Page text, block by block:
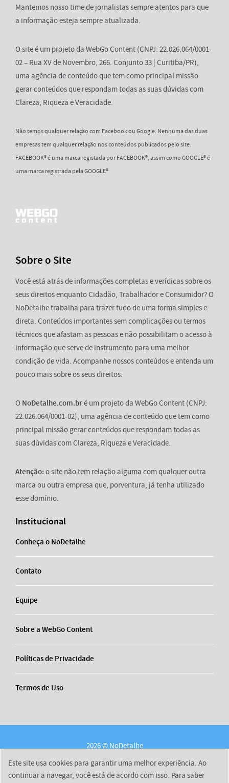
Mantemos nosso time de jornalistas sempre atentos para que
a informação esteja sempre atualizada.
O site é um projeto da WebGo Content (CNPJ: 22.026.064/0001-
02 – Rua XV de Novembro, 266. Conjunto 33 | Curitiba/PR),
uma agência de conteúdo que tem como principal missão
gerar conteúdos que respondam todas as suas dúvidas com
Clareza, Riqueza e Veracidade.
Não temos qualquer relação com Facebook ou Google. Nenhuma das duas
empresas tem qualquer relação nos conteúdos publicados pelo site.
FACEBOOK® é uma marca registada por FACEBOOK®, assim como GOOGLE® é
uma marca registrada pela GOOGLE®
Sobre o Site
Você está atrás de informações completas e verídicas sobre os
seus direitos enquanto Cidadão, Trabalhador e Consumidor? O
NoDetalhe trabalha para trazer tudo de uma forma simples e
direta. Conteúdos importantes sem complicações ou termos
técnicos que afastam as pessoas e não possibilitam o acesso à
informação que serve de instrumento para uma melhor
condição de vida. Acompanhe nossos conteúdos e entenda um
pouco mais sobre os seus direitos.
O NoDetalhe.com.bré um projeto da WebGo Content (CNPJ:
22.026.064/0001-02), uma agência de conteúdo que tem como
principal missão gerar conteúdos que respondam todas as
suas dúvidas com Clareza, Riqueza e Veracidade.
Atenção: o site não tem relação alguma com qualquer outra
marca ou outra empresa que, porventura, já tenha utilizado
esse domínio.
Institucional
Conheça o NoDetalhe
Contato
Equipe
Sobre a WebGo Content
Políticas de Privacidade
Termos de Uso
2026 © NoDetalhe
Sobre a WebGo Content
Políticas de Privacidade
Este site usa cookies para garantir uma melhor experiência. Ao
continuar a navegar, você está de acordo com isso. Para saber